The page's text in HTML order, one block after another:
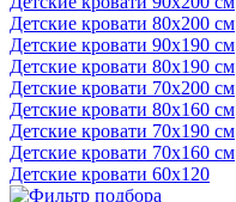
Детские кровати 80x200 см
Детские кровати 90x190 см
Детские кровати 80x190 см
Детские кровати 70х200 см
Детские кровати 80x160 см
Детские кровати 70х190 см
Детские кровати 70х160 см
Детские кровати 60x120